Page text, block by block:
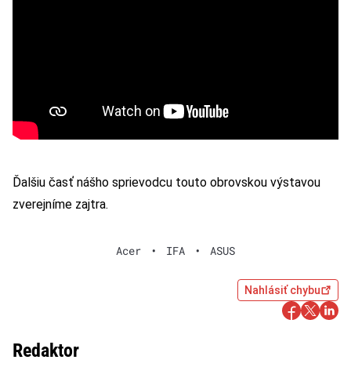
Ďalšiu časť nášho sprievodcu touto obrovskou výstavou
zverejníme zajtra.
Acer • IFA • ASUS
Nahlásiť chybu
Redaktor